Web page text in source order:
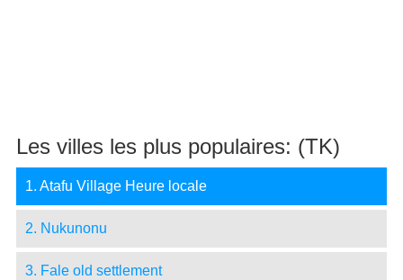
Les villes les plus populaires: (TK)
1. Atafu Village Heure locale
2. Nukunonu
3. Fale old settlement